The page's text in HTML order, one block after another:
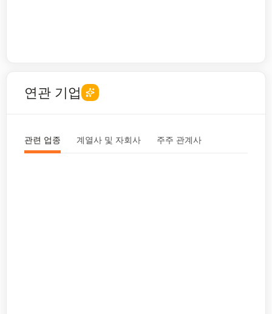
연관 기업
관련 업종 계열사 및 자회사 주주 관계사